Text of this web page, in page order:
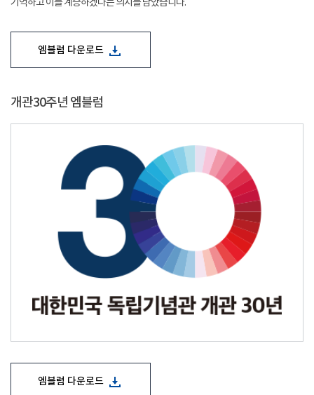
기억하고 이를 계승하겠다는 의지를 담았습니다.
엠블럼 다운로드
개관30주년 엠블럼
엠블럼 다운로드